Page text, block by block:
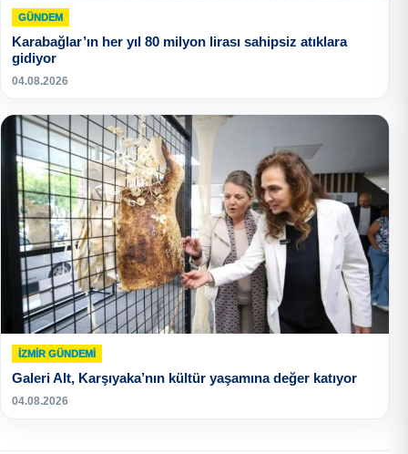
GÜNDEM
Karabağlar’ın her yıl 80 milyon lirası sahipsiz atıklara
gidiyor
04.08.2026
İZMIR GÜNDEMI
Galeri Alt, Karşıyaka’nın kültür yaşamına değer katıyor
04.08.2026